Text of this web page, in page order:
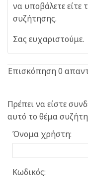
να υποβάλετε είτε
συζήτησης.
Σας ευχαριστούμε.
Επισκόπηση 0
Πρέπει να είστε
αυτό το θέμα
Όνομα χρήστη:
Κωδικός: